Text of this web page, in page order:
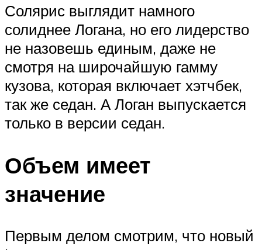
Солярис выглядит намного
солиднее Логана, но его лидерство
не назовешь единым, даже не
смотря на широчайшую гамму
кузова, которая включает хэтчбек,
так же седан. А Логан выпускается
только в версии седан.
Объем имеет
значение
Первым делом смотрим, что новый